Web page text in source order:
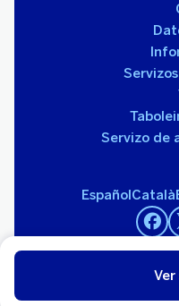
Servizo de
EspañolCatalà
Banco Bilbao